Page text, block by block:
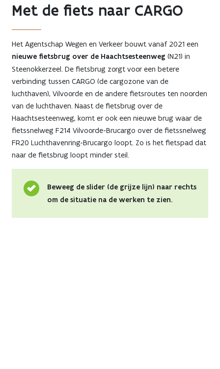
Met de fiets naar CARGO
Het Agentschap Wegen en Verkeer bouwt vanaf 2021 een
nieuwe fietsbrug over de Haachtsesteenweg (N21) in
Steenokkerzeel. De fietsbrug zorgt voor een betere
verbinding tussen CARGO (de cargozone van de
luchthaven), Vilvoorde en de andere fietsroutes ten noorden
van de luchthaven. Naast de fietsbrug over de
Haachtsesteenweg, komt er ook een nieuwe brug waar de
fietssnelweg F214 Vilvoorde-Brucargo over de fietssnelweg
FR20 Luchthavenring-Brucargo loopt. Zo is het fietspad dat
naar de fietsbrug loopt minder steil.
Beweeg de slider (de grijze lijn) naar rechts
om de situatie na de werken te zien.